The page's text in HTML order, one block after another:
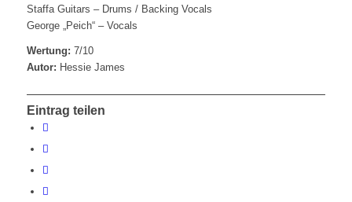
Staffa Guitars – Drums / Backing Vocals
George „Peich“ – Vocals
Wertung: 7/10
Autor: Hessie James
Eintrag teilen